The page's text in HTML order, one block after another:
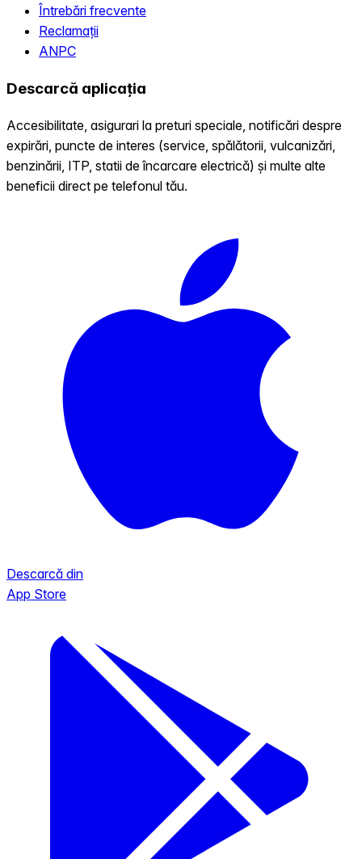
Întrebări frecvente
Reclamații
ANPC
Descarcă aplicația
Accesibilitate, asigurari la preturi speciale, notificări despre
expirări, puncte de interes (service, spălătorii, vulcanizări,
benzinării, ITP, statii de încarcare electrică) și multe alte
beneficii direct pe telefonul tău.
Descarcă din
App Store